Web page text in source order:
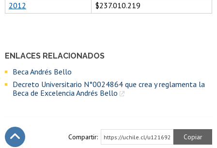
ENLACES RELACIONADOS
Beca Andrés Bello
Decreto Universitario N°0024864 que crea y reglamenta la
Beca de Excelencia Andrés Bello
2012
$237.010.219
Compartir: https://uchile.cl/u121692 Copiar